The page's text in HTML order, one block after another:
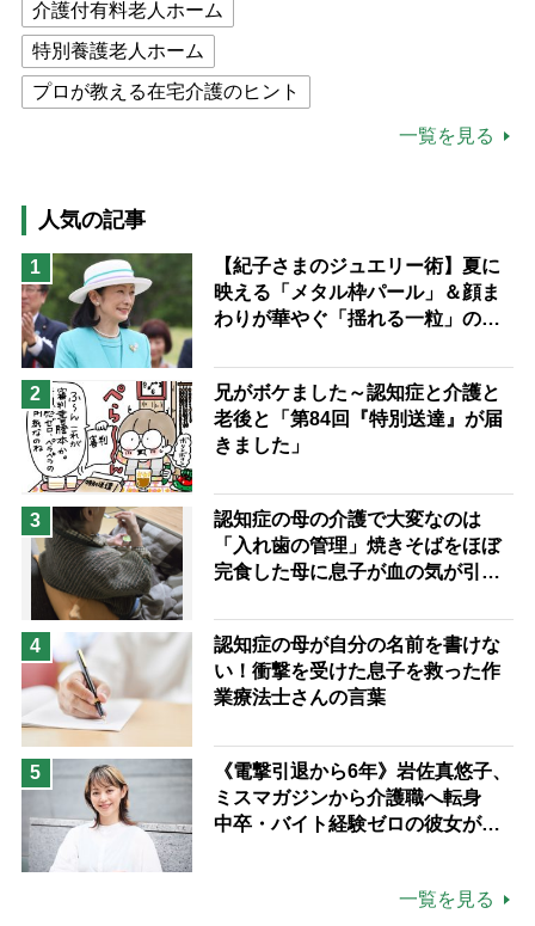
介護付有料老人ホーム
特別養護老人ホーム
プロが教える在宅介護のヒント
猫が母になつきません
息子の遠距離介護サバイバル術
兄がボケました
便利なサービス
予防法
一覧を見る
人気の記事
1
【紀子さまのジュエリー術】夏に
映える「メタル枠パール」＆顔ま
わりが華やぐ「揺れる一粒」の使
2
兄がボケました～認知症と介護と
老後と「第84回『特別送達』が届
きました」
3
認知症の母の介護で大変なのは
「入れ歯の管理」焼きそばをほぼ
完食した母に息子が血の気が引い
4
認知症の母が自分の名前を書けな
い！衝撃を受けた息子を救った作
業療法士さんの言葉
5
《電撃引退から6年》岩佐真悠子、
ミスマガジンから介護職へ転身
中卒・バイト経験ゼロの彼女が見
一覧を見る